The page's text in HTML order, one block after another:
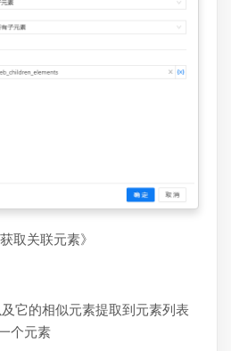
获取关联元素》
它的相似元素提取到元素列表
个元素